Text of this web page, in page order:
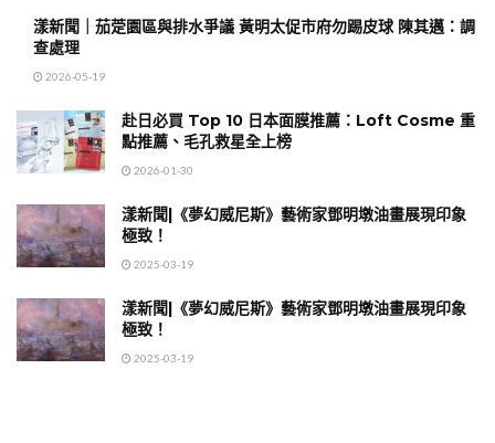
漾新聞｜茄萣園區與排水爭議 黃明太促市府勿踢皮球 陳其邁：調
查處理
2026-05-19
赴日必買 Top 10 日本面膜推薦：Loft Cosme 重
點推薦、毛孔救星全上榜
2026-01-30
漾新聞|《夢幻威尼斯》藝術家鄧明墩油畫展現印象
極致！
2025-03-19
漾新聞|《夢幻威尼斯》藝術家鄧明墩油畫展現印象
極致！
2025-03-19